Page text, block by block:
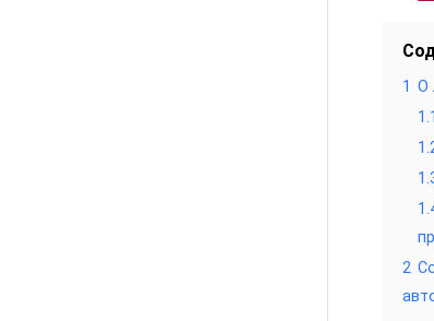
1 О
1.1
2